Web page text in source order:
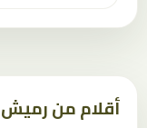
أقلام من رميش